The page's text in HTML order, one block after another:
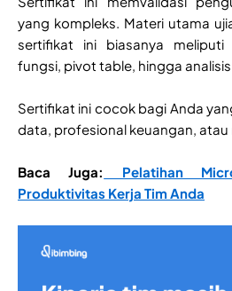
yang kompleks. Materi utama
sertifikat ini biasanya meliputi
fungsi, pivot table, hingga
Sertifikat ini cocok bagi Anda
data, profesional keuangan, atau
Baca Juga:
Pelatihan
Produktivitas Kerja Tim Anda